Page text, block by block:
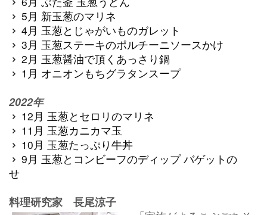
5月 新玉葱のマリネ
4月 玉葱とじゃがいものガレット
3月 玉葱ステーキのポルチーニソースかけ
2月 玉葱醤油で頂くあっさり鍋
1月 オニオンもちグラタンスープ
2022年
12月 玉葱とセロリのマリネ
11月 玉葱カニカマ玉
10月 玉葱たっぷり牛丼
9月 玉葱とコンビーフのディップ バゲットの
せ
料理研究家 長尾涼子